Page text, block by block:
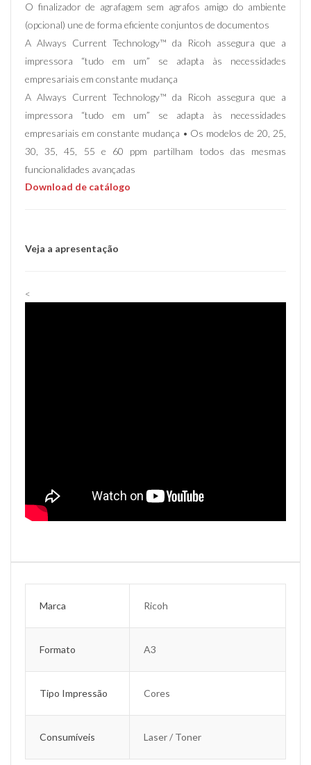
O finalizador de agrafagem sem agrafos amigo do ambiente
(opcional) une de forma eficiente conjuntos de documentos
A Always Current Technology™ da Ricoh assegura que a
impressora “tudo em um” se adapta às necessidades
empresariais em constante mudança
A Always Current Technology™ da Ricoh assegura que a
impressora “tudo em um” se adapta às necessidades
empresariais em constante mudança • Os modelos de 20, 25,
30, 35, 45, 55 e 60 ppm partilham todos das mesmas
funcionalidades avançadas
Download de catálogo
Veja a apresentação
<
Marca Ricoh
Formato A3
Tipo Impressão Cores
Consumíveis Laser / Toner